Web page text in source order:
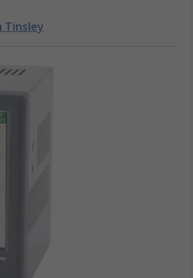
Tinsley